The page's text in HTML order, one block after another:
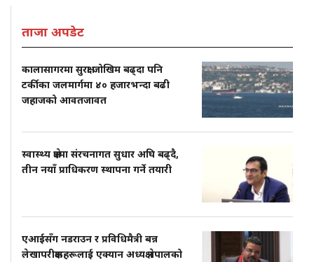
ताजा अपडेट
कालासागरमा सुरक्षा जोखिम बढ्दा पनि
टर्कीका जलमार्गमा ४० हजारभन्दा बढी
जहाजको आवतजावत
स्वास्थ्य क्षेत्रमा संरचनागत सुधार अघि बढ्दै,
तीन नयाँ प्राधिकरण स्थापना गर्ने तयारी
एआईसँग नडराउन र प्रविधिमैत्री बन्न
लेखापरीक्षकहरूलाई एक्यान अध्यक्ष नेपालको